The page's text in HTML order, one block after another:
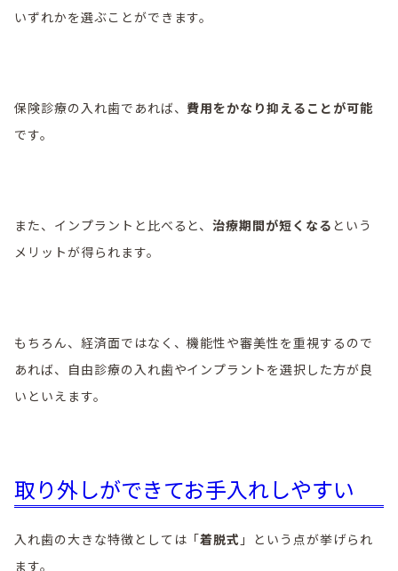
いずれかを選ぶことができます。
保険診療の入れ歯であれば、 費用をかなり抑えることが可能
です。
また、インプラントと比べると、治療期間が短くなる という
メリットが得られます。
もちろん、経済面ではなく、機能性や審美性を重視するので
あれば、自由診療の入れ歯やインプラントを選択した方が良
いといえます。
取り外しができてお手入れしやすい
入れ歯の大きな特徴としては「着脱式 」という点が挙げられ
ます。